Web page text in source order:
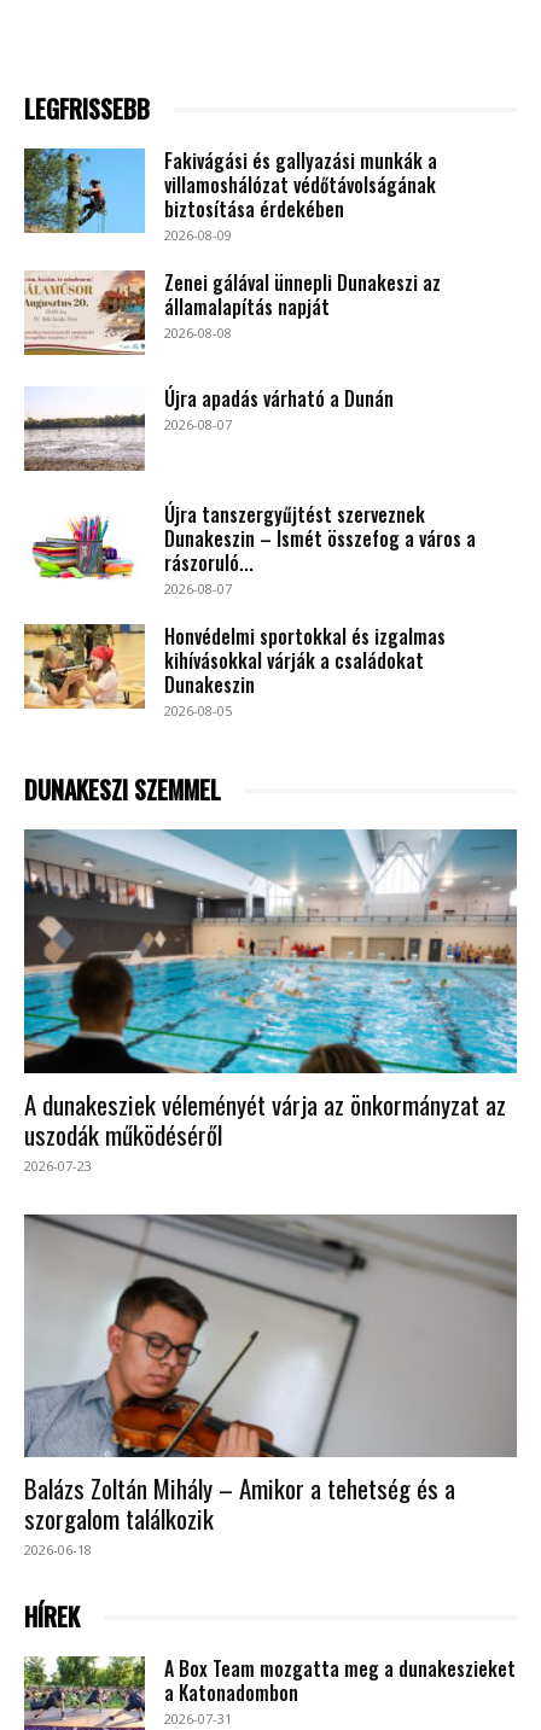
LEGFRISSEBB
Fakivágási és gallyazási munkák a
villamoshálózat védőtávolságának
biztosítása érdekében
2026-08-09
Zenei gálával ünnepli Dunakeszi az
államalapítás napját
2026-08-08
Újra apadás várható a Dunán
2026-08-07
Újra tanszergyűjtést szerveznek
Dunakeszin – Ismét összefog a város a
rászoruló...
2026-08-07
Honvédelmi sportokkal és izgalmas
kihívásokkal várják a családokat
Dunakeszin
2026-08-05
DUNAKESZI SZEMMEL
A dunakesziek véleményét várja az önkormányzat az
uszodák működéséről
2026-07-23
Balázs Zoltán Mihály – Amikor a tehetség és a
szorgalom találkozik
2026-06-18
HÍREK
A Box Team mozgatta meg a dunakeszieket
a Katonadombon
2026-07-31